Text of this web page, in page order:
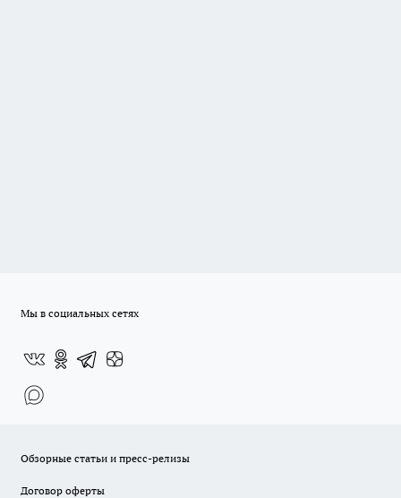
Мы в социальных сетях
Обзорные статьи и пресс-релизы
Договор оферты